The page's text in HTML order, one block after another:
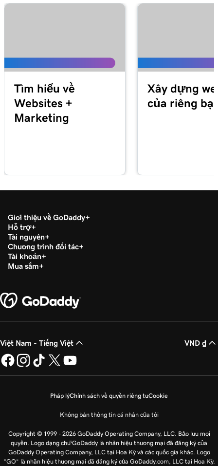
Tìm hiểu về
Websites +
Marketing
Xây dựng
của riêng
Giới thiệu về GoDaddy
Hỗ trợ
Tài nguyên
Chương trình đối tác
Tài khoản
Mua sắm
Việt Nam - Tiếng Việt VND ₫
Pháp lýChính sách về quyền riêng tưCookie
Không bán thông tin cá nhân của tôi
Copyright © 1999 - 2026 GoDaddy Operating Company, LLC. Bảo lưu mọi
quyền. Logo dạng chữ GoDaddy là nhãn hiệu thương mại đã đăng ký của
GoDaddy Operating Company, LLC tại Hoa Kỳ và các quốc gia khác. Logo
“GO” là nhãn hiệu thương mại đã đăng ký của GoDaddy.com, LLC tại Hoa Kỳ.